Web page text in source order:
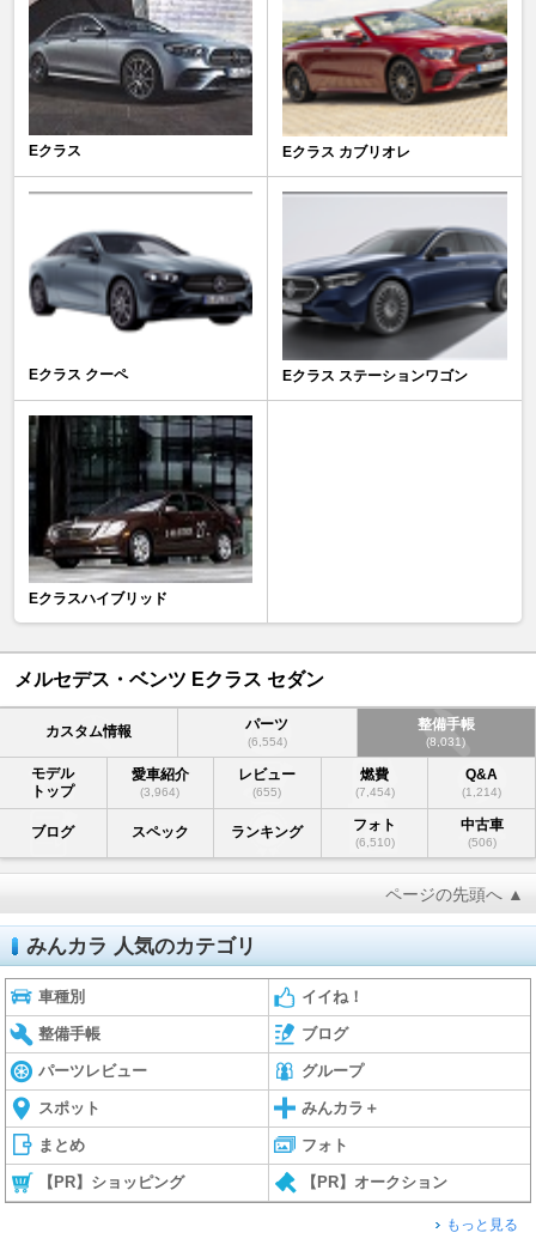
Eクラス Eクラス カブリオレ
Eクラス クーペ Eクラス ステーションワゴン
Eクラスハイブリッド
メルセデス・ベンツ Eクラス セダン
カスタム情報 パーツ
(6,554)
整備手帳
(8,031)
モデル
トップ
愛車紹介
(3,964)
レビュー
(655)
燃費
(7,454)
Q&A
(1,214)
ブログ スペック ランキング フォト
(6,510)
中古車
(506)
ページの先頭へ ▲
みんカラ 人気のカテゴリ
車種別 イイね！
整備手帳 ブログ
パーツレビュー グループ
スポット みんカラ＋
まとめ フォト
【PR】ショッピング 【PR】オークション
もっと見る